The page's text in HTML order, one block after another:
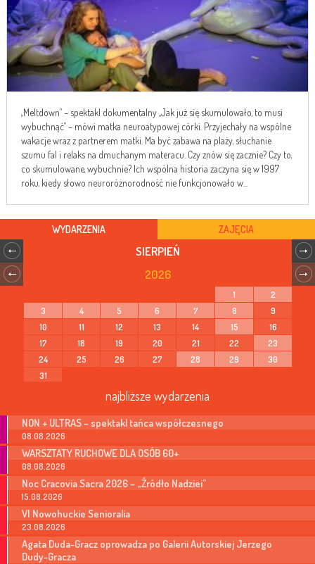
„Meltdown” – spektakl dokumentalny „Jak już się skumulowało, to musi
wybuchnąć” – mówi matka neuroatypowej córki. Przyjechały na wspólne
wakacje wraz z partnerem matki. Ma być zabawa na plaży, słuchanie
szumu fal i relaks na dmuchanym materacu. Czy znów się zacznie? Czy to,
co skumulowane, wybuchnie? Ich wspólna historia zaczyna się w 1997
roku, kiedy słowo neuroróżnorodność nie funkcjonowało w...
WYDARZENIA ZAJĘCIA
SIERPIEŃ
2026
1
2
3
4 5 6 7 8
9
10
11 12 13 14 15
16
17
18 19 20 21 22
23
24
25 26 27 28 29
30
31
najbliższe wydarzenia
NON + ULTRAS – spektakl tańca współczesnego
08.08.2026
WARSZTATY RUCHOWE DLA OSÓB 60+
08.08.2026
Noc Cracovia Sacra 2026 – „Źródło Nadziei”
15.08.2026
VI Nowohuckie Senioralia
23.08.2026
Agata Duda-Gracz oprowadza po Galerii Autorskiej Jerzego
Dudy-Gracza